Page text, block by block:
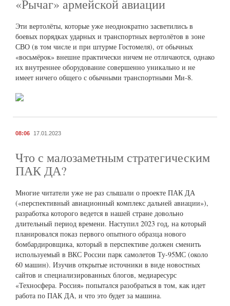
«Рычаг» армейской авиации
Эти вертолёты, которые уже неоднократно засветились в
боевых порядках ударных и транспортных вертолётов в зоне
СВО (в том числе и при штурме Гостомеля), от обычных
«восьмёрок» внешне практически ничем не отличаются, однако
их внутреннее оборудование совершенно уникально и не
имеет ничего общего с обычными транспортными Ми-8.
08:06 17.01.2023
Что с малозаметным стратегическим
ПАК ДА?
Многие читатели уже не раз слышали о проекте ПАК ДА
(«перспективный авиационный комплекс дальней авиации»),
разработка которого ведется в нашей стране довольно
длительный период времени. Наступил 2023 год, на который
планировался показ первого опытного образца нового
бомбардировщика, который в перспективе должен сменить
используемый в ВКС России парк самолетов Ту-95МС (около
60 машин). Изучив открытые источники в виде новостных
сайтов и специализированных блогов, медиаресурс
«Техносфера. Россия» попытался разобраться в том, как идет
работа по ПАК ДА, и что это будет за машина.